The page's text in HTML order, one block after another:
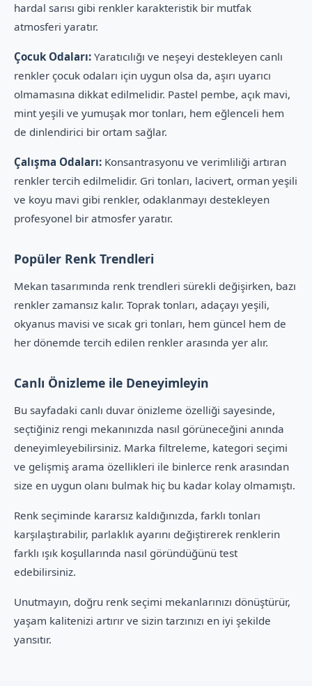
hardal sarısı gibi renkler karakteristik bir mutfak
atmosferi yaratır.
Çocuk Odaları: Yaratıcılığı ve neşeyi destekleyen canlı
renkler çocuk odaları için uygun olsa da, aşırı uyarıcı
olmamasına dikkat edilmelidir. Pastel pembe, açık mavi,
mint yeşili ve yumuşak mor tonları, hem eğlenceli hem
de dinlendirici bir ortam sağlar.
Çalışma Odaları: Konsantrasyonu ve verimliliği artıran
renkler tercih edilmelidir. Gri tonları, lacivert, orman yeşili
ve koyu mavi gibi renkler, odaklanmayı destekleyen
profesyonel bir atmosfer yaratır.
Popüler Renk Trendleri
Mekan tasarımında renk trendleri sürekli değişirken, bazı
renkler zamansız kalır. Toprak tonları, adaçayı yeşili,
okyanus mavisi ve sıcak gri tonları, hem güncel hem de
her dönemde tercih edilen renkler arasında yer alır.
Canlı Önizleme ile Deneyimleyin
Bu sayfadaki canlı duvar önizleme özelliği sayesinde,
seçtiğiniz rengi mekanınızda nasıl görüneceğini anında
deneyimleyebilirsiniz. Marka filtreleme, kategori seçimi
ve gelişmiş arama özellikleri ile binlerce renk arasından
size en uygun olanı bulmak hiç bu kadar kolay olmamıştı.
Renk seçiminde kararsız kaldığınızda, farklı tonları
karşılaştırabilir, parlaklık ayarını değiştirerek renklerin
farklı ışık koşullarında nasıl göründüğünü test
edebilirsiniz.
Unutmayın, doğru renk seçimi mekanlarınızı dönüştürür,
yaşam kalitenizi artırır ve sizin tarzınızı en iyi şekilde
yansıtır.